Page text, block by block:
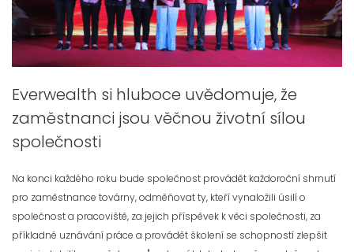
Everwealth si hluboce uvědomuje, že
zaměstnanci jsou věčnou životní sílou
společnosti
Na konci každého roku bude společnost provádět každoroční shrnutí
pro zaměstnance továrny, odměňovat ty, kteří vynaložili úsilí o
společnost a pracoviště, za jejich příspěvek k věci společnosti, za
příkladné uznávání práce a provádět školení se schopností zlepšit